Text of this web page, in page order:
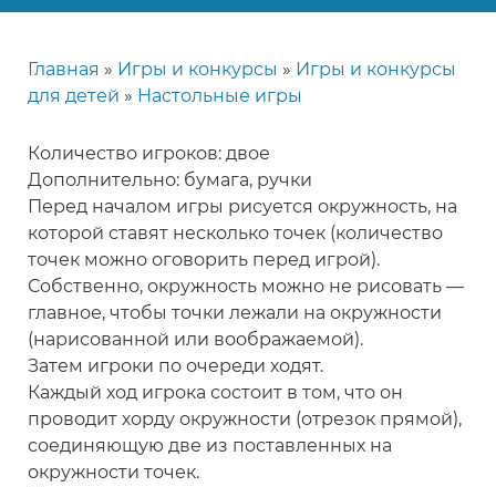
Строка
Главная Игры и конкурсы
Игры и конкурсы
для детей
Настольные игры
Количество игроков: двое
Дополнительно: бумага, ручки
Перед началом игры рисуется окружность, на
которой ставят несколько точек (количество
точек можно оговорить перед игрой).
Собственно, окружность можно не рисовать —
главное, чтобы точки лежали на окружности
(нарисованной или воображаемой).
Затем игроки по очереди ходят.
Каждый ход игрока состоит в том, что он
проводит хорду окружности (отрезок прямой),
соединяющую две из поставленных на
окружности точек.